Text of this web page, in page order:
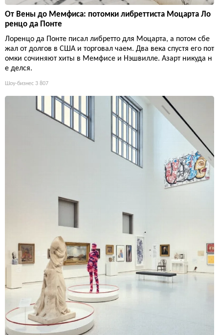
От Вены до Мемфиса: потомки либреттиста Моцарта Ло
ренцо да Понте
Лоренцо да Понте писал либретто для Моцарта, а потом сбе
жал от долгов в США и торговал чаем. Два века спустя его пот
омки сочиняют хиты в Мемфисе и Нэшвилле. Азарт никуда н
е делся.
Шоу-бизнес 3 807